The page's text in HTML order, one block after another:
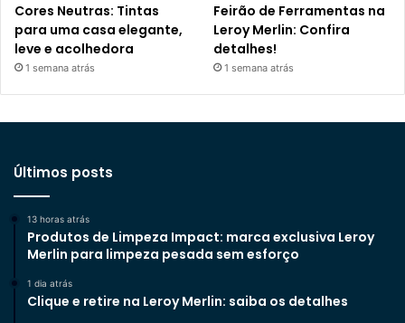
Cores Neutras: Tintas
para uma casa elegante,
leve e acolhedora
1 semana atrás
Feirão de Ferramentas na
Leroy Merlin: Confira
detalhes!
1 semana atrás
Últimos posts
13 horas atrás
Produtos de Limpeza Impact: marca exclusiva Leroy
Merlin para limpeza pesada sem esforço
1 dia atrás
Clique e retire na Leroy Merlin: saiba os detalhes